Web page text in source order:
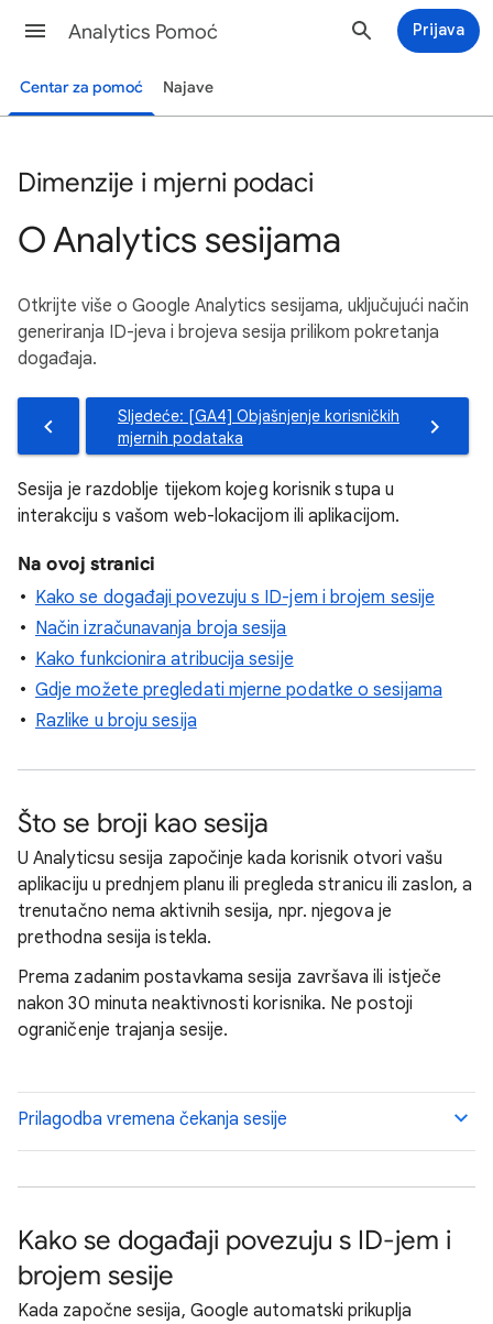
Analytics Pomoć Prijava
Centar za pomoć Najave
Dimenzije i mjerni podaci
O Analytics sesijama
Otkrijte više o Google Analytics sesijama, uključujući način
generiranja ID-jeva i brojeva sesija prilikom pokretanja
događaja.
Sljedeće: [GA4] Objašnjenje korisničkih
mjernih podataka
Sesija je razdoblje tijekom kojeg korisnik stupa u
interakciju s vašom web-lokacijom ili aplikacijom.
Na ovoj stranici
Kako se događaji povezuju s ID-jem i brojem sesije
Način izračunavanja broja sesija
Kako funkcionira atribucija sesije
Gdje možete pregledati mjerne podatke o sesijama
Razlike u broju sesija
Što se broji kao sesija
U Analyticsu sesija započinje kada korisnik otvori vašu
aplikaciju u prednjem planu ili pregleda stranicu ili zaslon, a
trenutačno nema aktivnih sesija, npr. njegova je
prethodna sesija istekla.
Prema zadanim postavkama sesija završava ili istječe
nakon 30 minuta neaktivnosti korisnika. Ne postoji
ograničenje trajanja sesije.
Prilagodba vremena čekanja sesije
Kako se događaji povezuju s ID-jem i
brojem sesije
Kada započne sesija, Google automatski prikuplja